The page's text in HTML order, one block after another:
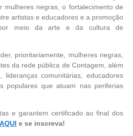
mulheres negras, o fortalecimento de
artistas e educadores e a promoção
meio da arte e da cultura de
prioritariamente, mulheres negras,
da rede pública de Contagem, além
lideranças comunitárias, educadores
populares que atuam nas periferias
e garantem certificado ao final dos
e se inscreva!